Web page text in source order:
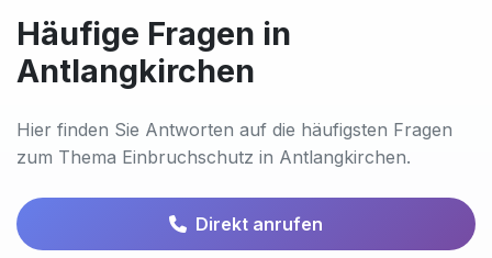
Häufige Fragen in
Antlangkirchen
Hier finden Sie Antworten auf die häufigsten Fragen
zum Thema Einbruchschutz in Antlangkirchen.
Direkt anrufen